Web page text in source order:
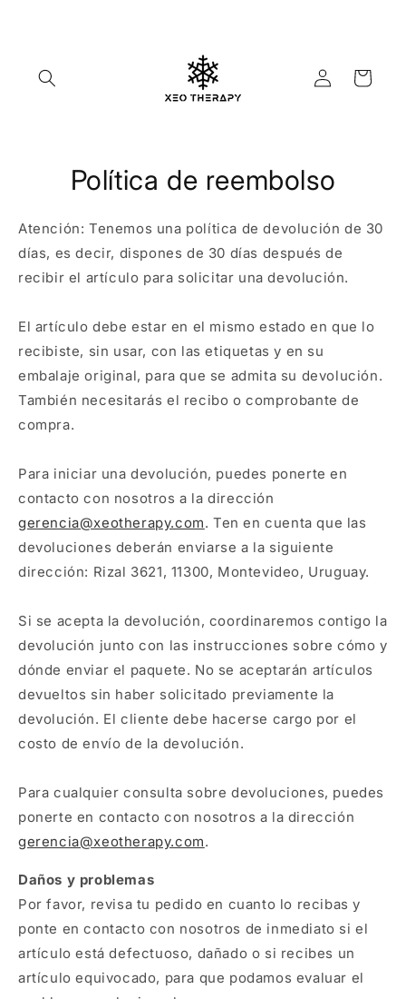
Iniciar
sesión
Carrito
Política de reembolso
Atención: Tenemos una política de devolución de 30
días, es decir, dispones de 30 días después de
recibir el artículo para solicitar una devolución.
El artículo debe estar en el mismo estado en que lo
recibiste, sin usar, con las etiquetas y en su
embalaje original, para que se admita su devolución.
También necesitarás el recibo o comprobante de
compra.
Para iniciar una devolución, puedes ponerte en
contacto con nosotros a la dirección
gerencia@xeotherapy.com. Ten en cuenta que las
devoluciones deberán enviarse a la siguiente
dirección: Rizal 3621, 11300, Montevideo, Uruguay.
Si se acepta la devolución, coordinaremos contigo la
devolución junto con las instrucciones sobre cómo y
dónde enviar el paquete. No se aceptarán artículos
devueltos sin haber solicitado previamente la
devolución. El cliente debe hacerse cargo por el
costo de envío de la devolución.
Para cualquier consulta sobre devoluciones, puedes
ponerte en contacto con nosotros a la dirección
gerencia@xeotherapy.com.
Daños y problemas
Por favor, revisa tu pedido en cuanto lo recibas y
ponte en contacto con nosotros de inmediato si el
artículo está defectuoso, dañado o si recibes un
artículo equivocado, para que podamos evaluar el